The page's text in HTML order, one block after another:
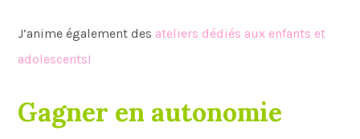
J’anime également des ateliers dédiés aux enfants et
adolescents!
Gagner en autonomie